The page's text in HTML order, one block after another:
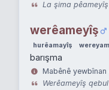
La şima
werêameyîş
hurêamayîş
barışma
Mabênê
Werêameyîş